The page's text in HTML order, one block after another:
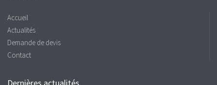
Accueil
Actualités
Demande de devis
Contact
Dernières actualités